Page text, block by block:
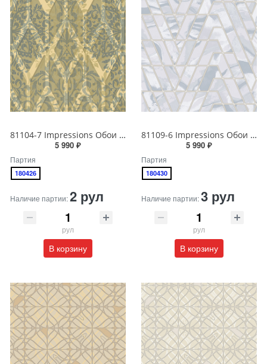
81104-7 Impressions Обои виниловые на бумажной основе 1.06*15.5
5 990 ₽
Партия
180426
Наличие партии:2 рул
рул
В корзину
81109-6 Impressions Обои виниловые на бумажной основе 1.06*15.5
5 990 ₽
Партия
180430
Наличие партии:3 рул
рул
В корзину